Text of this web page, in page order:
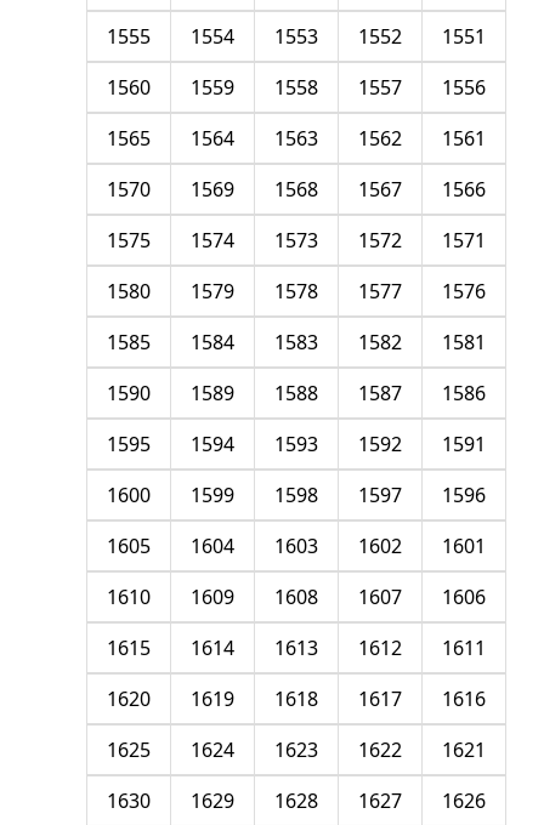
1551
1552
1553
1554
1555
1556
1557
1558
1559
1560
1561
1562
1563
1564
1565
1566
1567
1568
1569
1570
1571
1572
1573
1574
1575
1576
1577
1578
1579
1580
1581
1582
1583
1584
1585
1586
1587
1588
1589
1590
1591
1592
1593
1594
1595
1596
1597
1598
1599
1600
1601
1602
1603
1604
1605
1606
1607
1608
1609
1610
1611
1612
1613
1614
1615
1616
1617
1618
1619
1620
1621
1622
1623
1624
1625
1626
1627
1628
1629
1630